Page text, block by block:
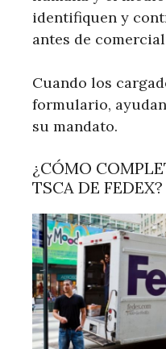
identifiquen y
antes de
Cuando los
formulario,
su mandato.
¿CÓMO
TSCA DE FEDEX?